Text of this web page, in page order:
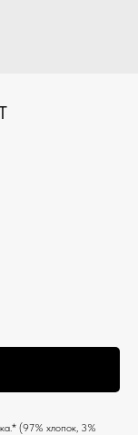
(97% хлопок, 3%